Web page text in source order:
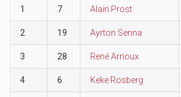
1 7 Alain Prost
2 19 Ayrton Senna
3 28 René Arnoux
4 6 Keke Rosberg